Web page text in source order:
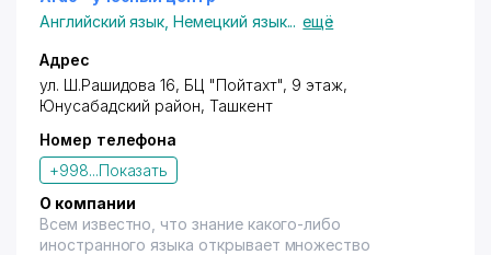
Английский язык ,Немецкий язык... ещё
Адрес
ул. Ш.Рашидова 16, БЦ "Пойтахт", 9 этаж,
Юнусабадский район, Ташкент
Номер телефона
+998...Показать
О компании
Всем известно, что знание какого-либо
иностранного языка открывает множество